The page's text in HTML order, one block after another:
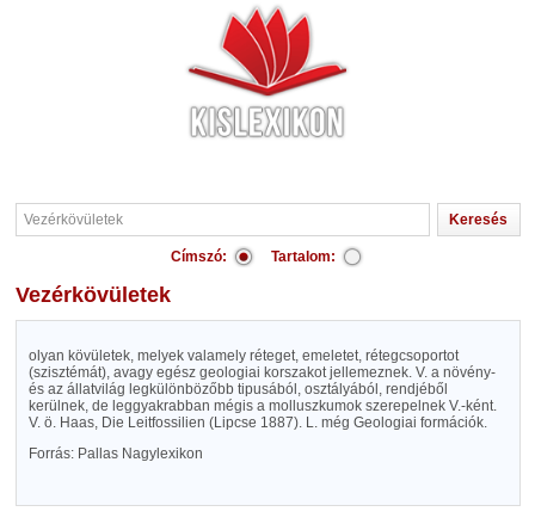
Címszó: Tartalom:
Vezérkövületek
olyan kövületek, melyek valamely réteget, emeletet, rétegcsoportot
(szisztémát), avagy egész geologiai korszakot jellemeznek. V. a növény-
és az állatvilág legkülönbözőbb tipusából, osztályából, rendjéből
kerülnek, de leggyakrabban mégis a molluszkumok szerepelnek V.-ként.
V. ö. Haas, Die Leitfossilien (Lipcse 1887). L. még Geologiai formációk.
Forrás: Pallas Nagylexikon